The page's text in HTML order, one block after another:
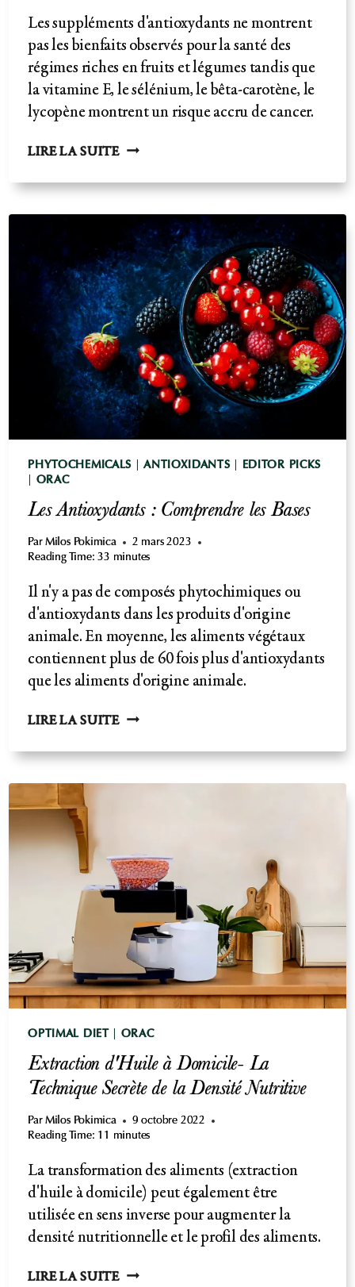
Les suppléments d'antioxydants ne montrent
pas les bienfaits observés pour la santé des
régimes riches en fruits et légumes tandis que
la vitamine E, le sélénium, le bêta-carotène, le
lycopène montrent un risque accru de cancer.
LIRE LA SUITE SUPPLÉMENTS
CONTRE
COMPLETS
-
PAYER
POUR
VIVRE
MOINS
LONGTEMPS
PHYTOCHEMICALS |ANTIOXIDANTS
EDITOR PICKS
ORAC
Les Antioxydants : Comprendre les Bases
Par Milos Pokimica
2 mars 2023
Reading Time: 33 minutes
Il n'y a pas de composés phytochimiques ou
d'antioxydants dans les produits d'origine
animale. En moyenne, les aliments végétaux
contiennent plus de 60 fois plus d'antioxydants
que les aliments d'origine animale.
LIRE LA SUITE LES
:
OPTIMAL DIET ORAC
Extraction d'Huile à Domicile- La
Technique Secrète de la Densité Nutritive
Par Milos Pokimica
9 octobre 2022
Reading Time: 11 minutes
La transformation des aliments (extraction
d'huile à domicile) peut également être
utilisée en sens inverse pour augmenter la
densité nutritionnelle et le profil des aliments.
LIRE LA SUITE EXTRACTION